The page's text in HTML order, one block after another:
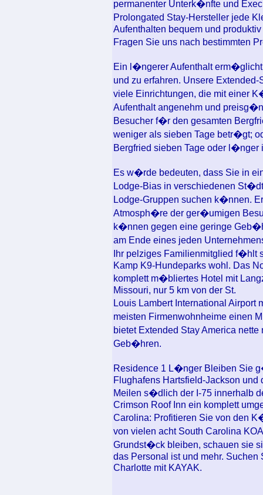
permanenter Unterk�nfte und
Prolongated Stay-Hersteller jede
Aufenthalten bequem und
Fragen Sie uns nach bestimmten
Ein l�ngerer Aufenthalt
und zu erfahren. Unsere
viele Einrichtungen, die mit einer
Aufenthalt angenehm und
Besucher f�r den gesamten
weniger als sieben Tage betr�gt;
Bergfried sieben Tage oder l�nger
Es w�rde bedeuten, dass Sie in
Lodge-Bias in verschiedenen
Lodge-Gruppen suchen k�nnen.
Atmosph�re der ger�umigen
k�nnen gegen eine geringe
am Ende eines jeden
Ihr pelziges Familienmitglied f�hlt
Kamp K9-Hundeparks wohl. Das
komplett m�bliertes Hotel mit
Missouri, nur 5 km von der St.
Louis Lambert International
meisten Firmenwohnheime einen
bietet Extended Stay America
Geb�hren.
Residence 1 L�nger Bleiben Sie
Flughafens Hartsfield-Jackson
Meilen s�dlich der I-75 innerhalb
Crimson Roof Inn ein komplett
Carolina: Profitieren Sie von den
von vielen acht South Carolina
Grundst�ck bleiben, schauen sie
das Personal ist und mehr.
Charlotte mit KAYAK.